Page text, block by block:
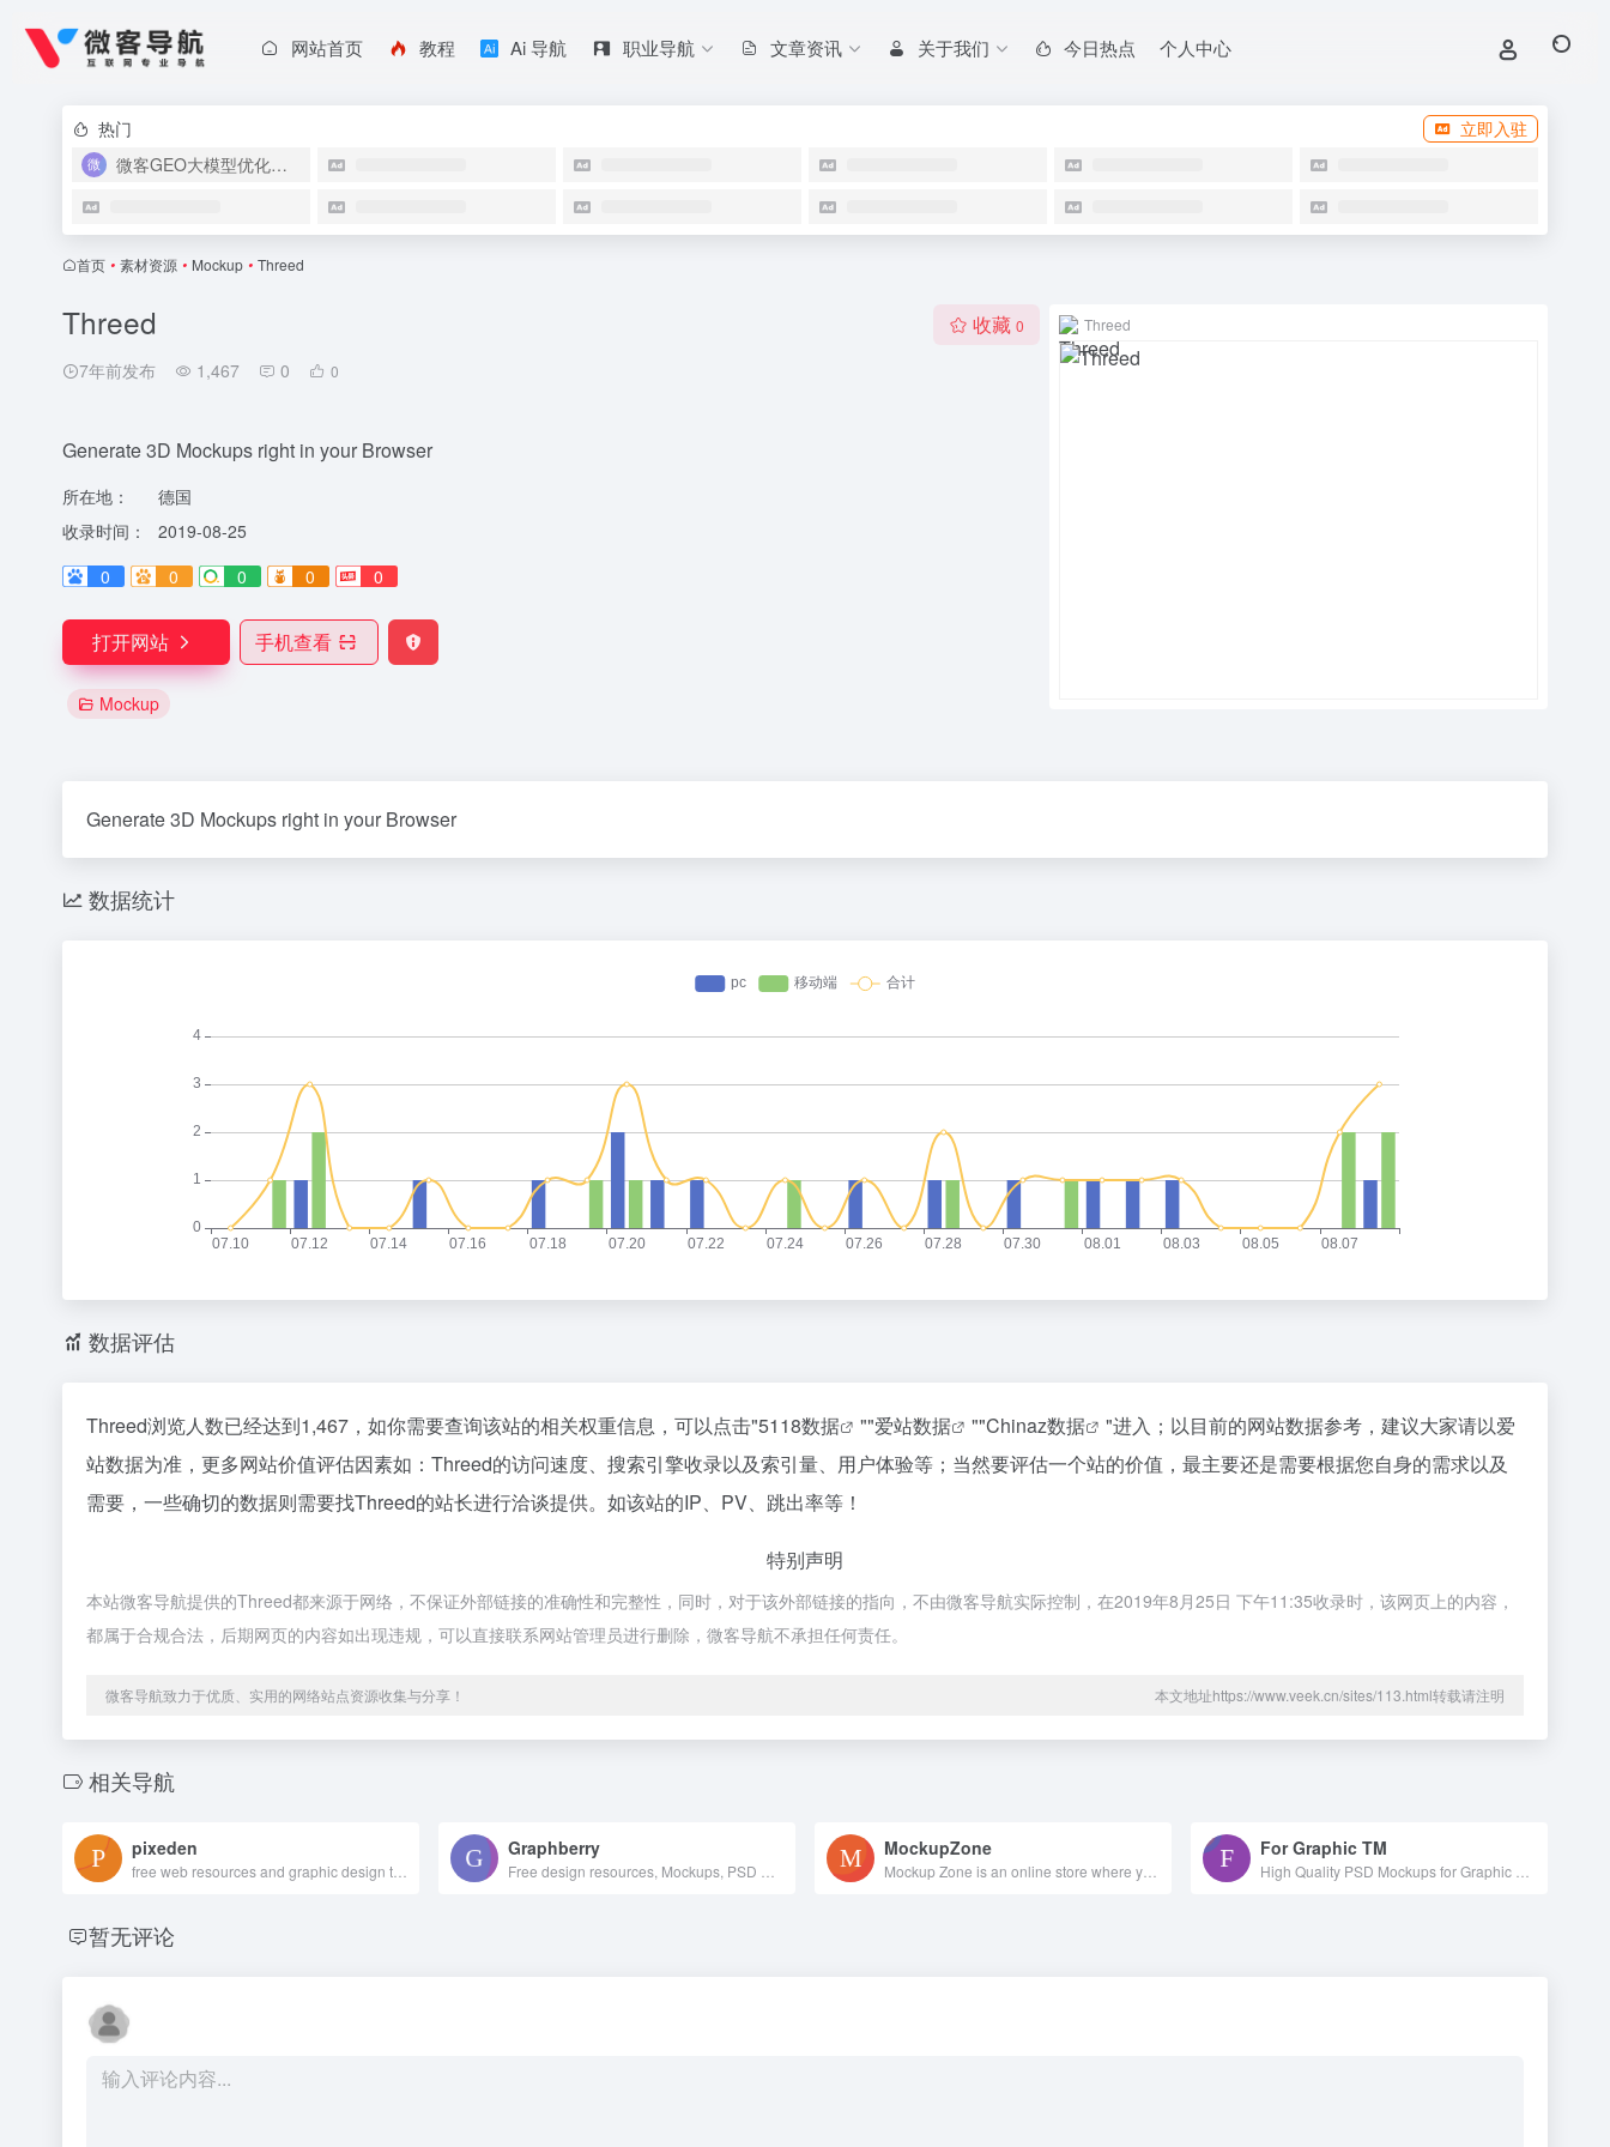
网站首页 教程 Ai 导航 职业导航 文章资讯 关于我们 今日热点 个人中心
热门
立即入驻
微客GEO大模型优化系统
首页 • 素材资源 • Mockup • Threed
Threed
7年前发布 1,467 0 0
收藏 0
Generate 3D Mockups right in your Browser
所在地：
德国
收录时间：
2019-08-25
0
0 0 0 0
打开网站 手机查看
Mockup
Threed
Generate 3D Mockups right in your Browser
数据统计
数据评估
Threed浏览人数已经达到1,467，如你需要查询该站的相关权重信息，可以点击"5118数据 ""爱站数据 ""Chinaz数据
"进入；以目前的网站数据参考，建议大家请以爱
站数据为准，更多网站价值评估因素如：Threed的访问速度、搜索引擎收录以及索引量、用户体验等；当然要评估一个站的价值，最主要还是需要根据您自身的需求以及
需要，一些确切的数据则需要找Threed的站长进行洽谈提供。如该站的IP、PV、跳出率等！
特别声明
本站微客导航提供的Threed都来源于网络，不保证外部链接的准确性和完整性，同时，对于该外部链接的指向，不由微客导航实际控制，在2019年8月25日 下午11:35收录时，该网页上的内容，
都属于合规合法，后期网页的内容如出现违规，可以直接联系网站管理员进行删除，微客导航不承担任何责任。
微客导航致力于优质、实用的网络站点资源收集与分享！ 本文地址https://www.veek.cn/sites/113.html转载请注明
相关导航
pixeden Graphberry MockupZone For Graphic TM
暂无评论